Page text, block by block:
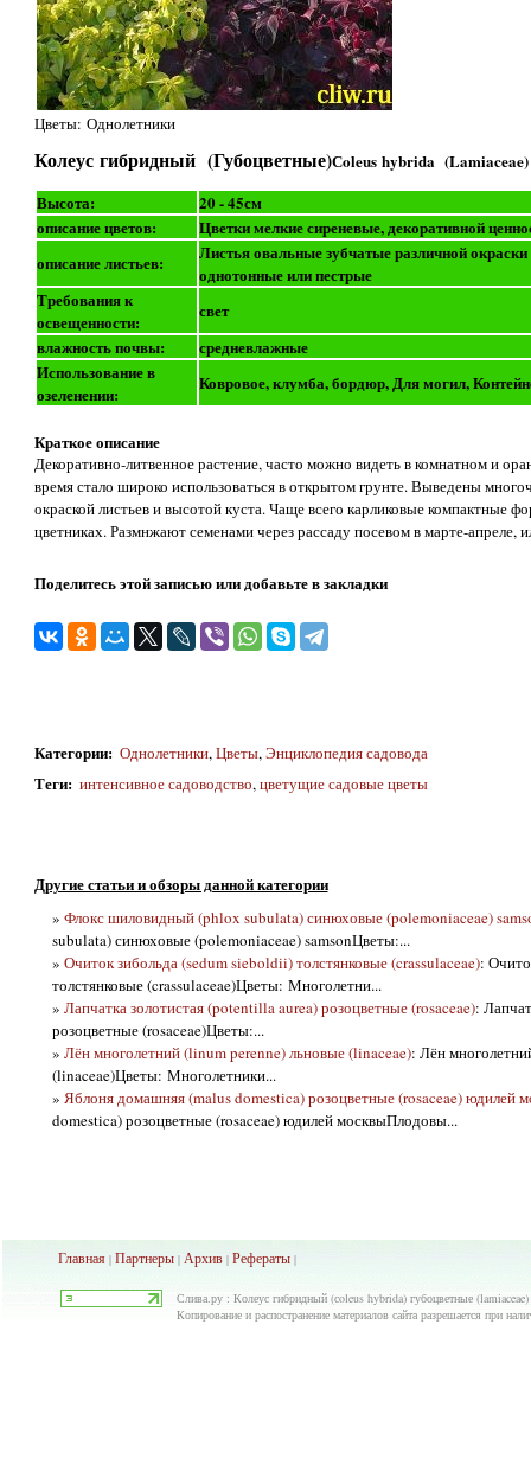
Цветы: Однолетники
Колеус гибридный (Губоцветные)Сoleus hybrida (Lamiaceae)
Высота:
20 - 45см
описание цветов:
Цветки мелкие сиреневые, декоративной
описание листьев:
Листья овальные зубчатые различной
однотонные или пестрые
Требования к
освещенности:
свет
влажность почвы:
средневлажные
Использование в
озеленении:
Ковровое, клумба, бордюр, Для могил,
Краткое описание
Декоративно-литвенное растение, часто можно видеть в комнатном и
время стало широко использоваться в открытом грунте. Выведены
окраской листьев и высотой куста. Чаще всего карликовые компактные
цветниках. Размнжают семенами через рассаду посевом в марте-апреле,
Поделитесь этой записью или добавьте в закладки
Категории: Однолетники,Цветы,Энциклопедия садовода
Теги: интенсивное садоводство,цветущие садовые цветы
Другие статьи и обзоры данной категории
» Флокс шиловидный (phlox subulata) синюховые (polemoniaceae)
subulata) синюховые (polemoniaceae) samsonЦветы:...
» Очиток зибольда (sedum sieboldii) толстянковые (crassulaceae):
толстянковые (crassulaceae)Цветы: Многолетни...
» Лапчатка золотистая (potentilla aurea) розоцветные (rosaceae):
розоцветные (rosaceae)Цветы:...
» Лён многолетний (linum perenne) льновые (linaceae): Лён
(linaceae)Цветы: Многолетники...
» Яблоня домашняя (malus domestica) розоцветные (rosaceae) юдилей
domestica) розоцветные (rosaceae) юдилей москвыПлодовы...
Главная| Партнеры| Архив| Рефераты|
Слива.ру : Колеус гибридный (сoleus hybrida) губоцветные
Копирование и распостранение материалов сайта разрешается при